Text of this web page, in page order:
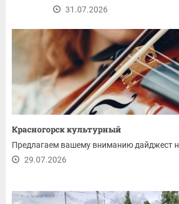
31.07.2026
Красногорск культурный
Предлагаем вашему вниманию дайджест
29.07.2026